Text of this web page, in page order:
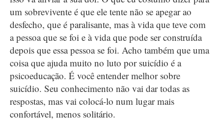
um sobrevivente é que ele tente não se apegar ao
desfecho, que é paralisante, mas à vida que teve com
a pessoa que se foi e à vida que pode ser construída
depois que essa pessoa se foi. Acho também que uma
coisa que ajuda muito no luto por suicídio é a
psicoeducação. É você entender melhor sobre
suicídio. Seu conhecimento não vai dar todas as
respostas, mas vai colocá-lo num lugar mais
confortável, menos solitário.